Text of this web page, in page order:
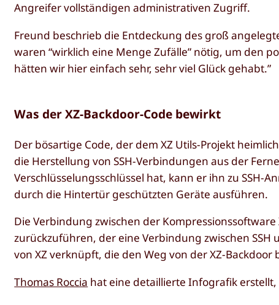
Angreifer vollständigen administrativen Zugriff.
Freund beschrieb die Entdeckung des groß
waren “wirklich eine Menge Zufälle” nötig, um den
hätten wir hier einfach sehr, sehr viel Glück gehabt.”
Was der XZ-Backdoor-Code bewirkt
Der bösartige Code, der dem XZ Utils-Projekt
die Herstellung von SSH-Verbindungen aus der
Verschlüsselungsschlüssel hat, kann er ihn zu
durch die Hintertür geschützten Geräte ausführen.
Die Verbindung zwischen der
zurückzuführen, der eine Verbindung zwischen
von XZ verknüpft, die den Weg von der XZ-Backdoor
Thomas Roccia hat eine detaillierte Infografik erstellt,